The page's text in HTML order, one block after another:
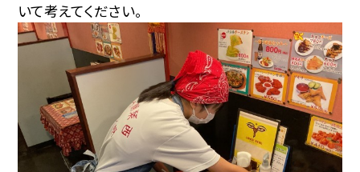
いて考えてください。